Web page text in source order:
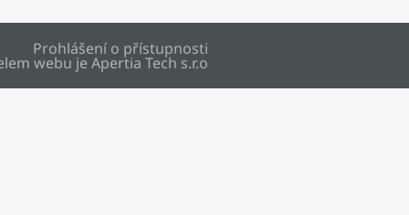
Prohlášení o přístupnosti
webu jeApertia Tech s.r.o